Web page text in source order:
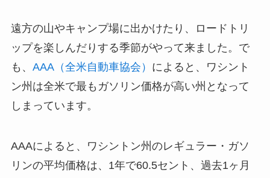
遠方の山やキャンプ場に出かけたり、ロードトリ
ップを楽しんだりする季節がやって来ました。で
も、 AAA（全米自動車協会） によると、ワシント
ン州は全米で最もガソリン価格が高い州となって
しまっています。
AAAによると、ワシントン州のレギュラー・ガソ
リンの平均価格は、1年で60.5セント、過去1ヶ月